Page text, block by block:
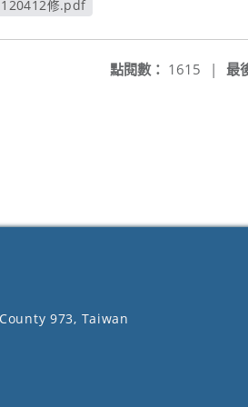
修.pdf
最
點閱數： 1615 |
973, Taiwan